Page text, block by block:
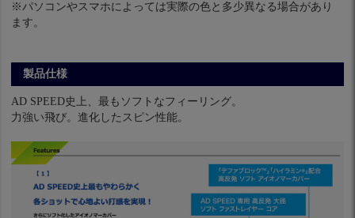
※パソコンやスマホによっては実際の色と多少異なる場合があり
ます。
製品仕様
AD SPEED史上、最もソフトなフィーリング。
力強い飛び。進化したスピン性能。